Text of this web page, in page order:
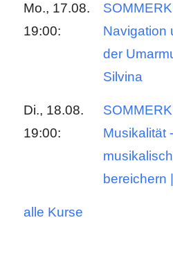
Mo., 17.08.
19:00:
Navigation
der
Silvina
Di., 18.08.
19:00:
Musikalität
bereichern
alle Kurse